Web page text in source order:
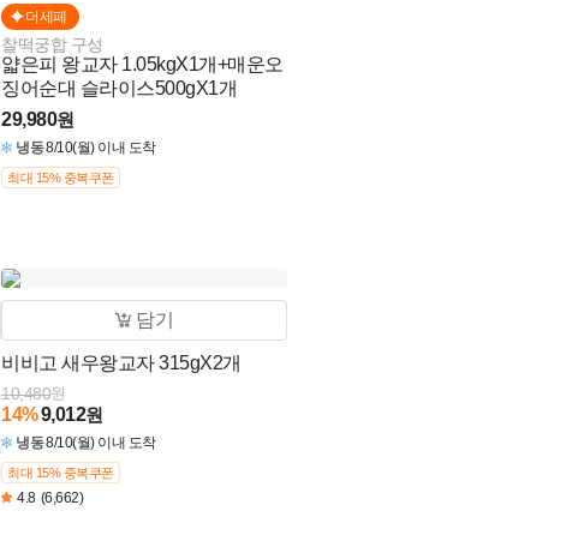
더세페
찰떡궁합 구성
얇은피 왕교자 1.05kgX1개+매운오
징어순대 슬라이스500gX1개
29,980원
냉동8/10(월) 이내 도착
최대 15% 중복쿠폰
담기
비비고 새우왕교자 315gX2개
14%9,012원
10,480원
냉동8/10(월) 이내 도착
최대 15% 중복쿠폰
4.8 (6,662)